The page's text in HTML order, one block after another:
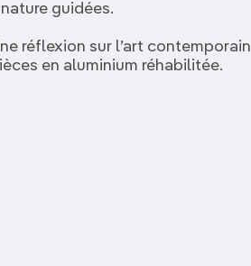
guidées.
réflexion sur l’art contemporain
en aluminium réhabilitée.